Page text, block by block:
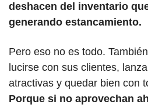
deshacen del inventario
generando estancamiento.
Pero eso no es todo.
lucirse con sus clientes,
Porque si no aprovechan